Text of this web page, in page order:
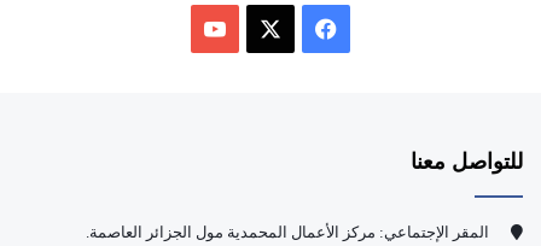
و
للتواصل معنا
المقر الإجتماعي: مركز الأعمال المحمدية مول الجزائر العاصمة.